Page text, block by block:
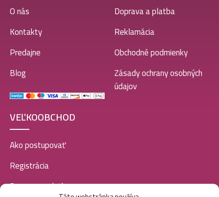
O nás
Kontakty
Predajne
Blog
Doprava a platba
Reklamácia
Obchodné podmienky
Zásady ochrany osobných
údajov
VEĽKOOBCHOD
Ako postupovať
Registrácia
Doprava a platba